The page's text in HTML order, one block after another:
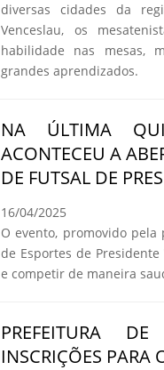
diversas cidades da
Venceslau, os
habilidade nas mesas,
grandes aprendizados.
NA ÚLTIMA
ACONTECEU A
DE FUTSAL DE
16/04/2025
O evento, promovido
de Esportes de
e competir de maneira
PREFEITURA
INSCRIÇÕES PARA